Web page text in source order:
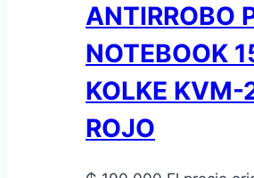
ANTIRROBO
NOTEBOOK
KOLKE KVM-
ROJO